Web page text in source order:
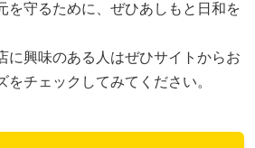
を守るために、ぜひあしもと日和を
に興味のある人はぜひサイトからお
をチェックしてみてください。